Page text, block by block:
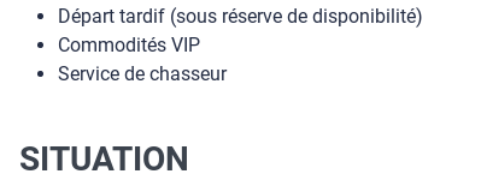
Départ tardif (sous réserve de disponibilité)
Commodités VIP
Service de chasseur
SITUATION